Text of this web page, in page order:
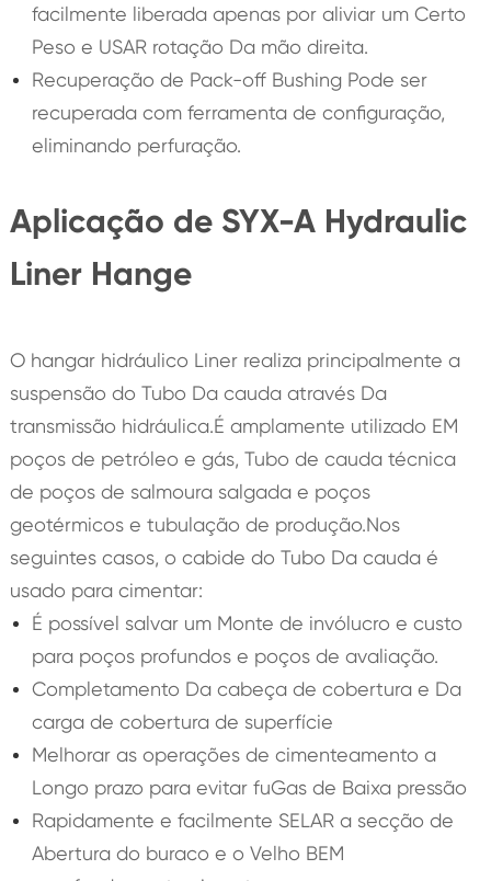
facilmente liberada apenas por aliviar um Certo
Peso e USAR rotação Da mão direita.
Recuperação de Pack-off Bushing Pode ser
recuperada com ferramenta de configuração,
eliminando perfuração.
Aplicação de SYX-A Hydraulic
Liner Hange
O hangar hidráulico Liner realiza principalmente a
suspensão do Tubo Da cauda através Da
transmissão hidráulica.É amplamente utilizado EM
poços de petróleo e gás, Tubo de cauda técnica
de poços de salmoura salgada e poços
geotérmicos e tubulação de produção.Nos
seguintes casos, o cabide do Tubo Da cauda é
usado para cimentar:
É possível salvar um Monte de invólucro e custo
para poços profundos e poços de avaliação.
Completamento Da cabeça de cobertura e Da
carga de cobertura de superfície
Melhorar as operações de cimenteamento a
Longo prazo para evitar fuGas de Baixa pressão
Rapidamente e facilmente SELAR a secção de
Abertura do buraco e o Velho BEM